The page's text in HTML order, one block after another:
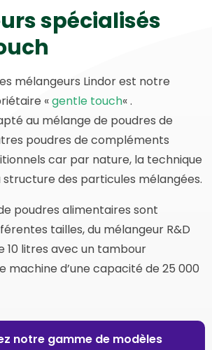
spécialisés
mélangeurs Lindor est notre
«gentle touch« .
au mélange de poudres de
poudres de compléments
car par nature, la technique
des particules mélangées.
poudres alimentaires sont
tailles, du mélangeur R&D
10 litres avec un tambour
machine d’une capacité de 25 000
notre gamme de modèles